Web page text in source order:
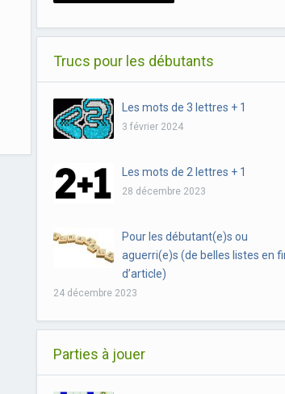
Trucs pour les débutants
Les mots de 3 lettres + 1
3 février 2024
Les mots de 2 lettres + 1
28 décembre 2023
Pour les débutant(e)s ou
aguerri(e)s (de belles listes en
d’article)
24 décembre 2023
Parties à jouer